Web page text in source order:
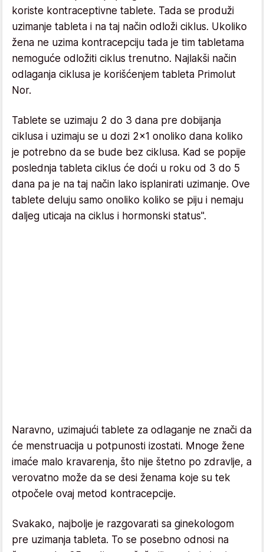
koriste kontraceptivne tablete. Tada se produži
uzimanje tableta i na taj način odloži ciklus. Ukoliko
žena ne uzima kontracepciju tada je tim tabletama
nemoguće odložiti ciklus trenutno. Najlakši način
odlaganja ciklusa je korišćenjem tableta Primolut
Nor.
Tablete se uzimaju 2 do 3 dana pre dobijanja
ciklusa i uzimaju se u dozi 2x1 onoliko dana koliko
je potrebno da se bude bez ciklusa. Kad se popije
poslednja tableta ciklus će doći u roku od 3 do 5
dana pa je na taj način lako isplanirati uzimanje. Ove
tablete deluju samo onoliko koliko se piju i nemaju
daljeg uticaja na ciklus i hormonski status".
Naravno, uzimajući tablete za odlaganje ne znači da
će menstruacija u potpunosti izostati. Mnoge žene
imaće malo kravarenja, što nije štetno po zdravlje, a
verovatno može da se desi ženama koje su tek
otpočele ovaj metod kontracepcije.
Svakako, najbolje je razgovarati sa ginekologom
pre uzimanja tableta. To se posebno odnosi na